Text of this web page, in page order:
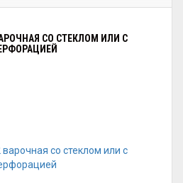
СО СТЕКЛОМ ИЛИ С